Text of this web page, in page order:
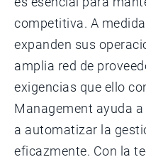
competitiva. A
expanden sus
amplia red de
exigencias que ello
Management ayuda
a automatizar la
eficazmente. Con la